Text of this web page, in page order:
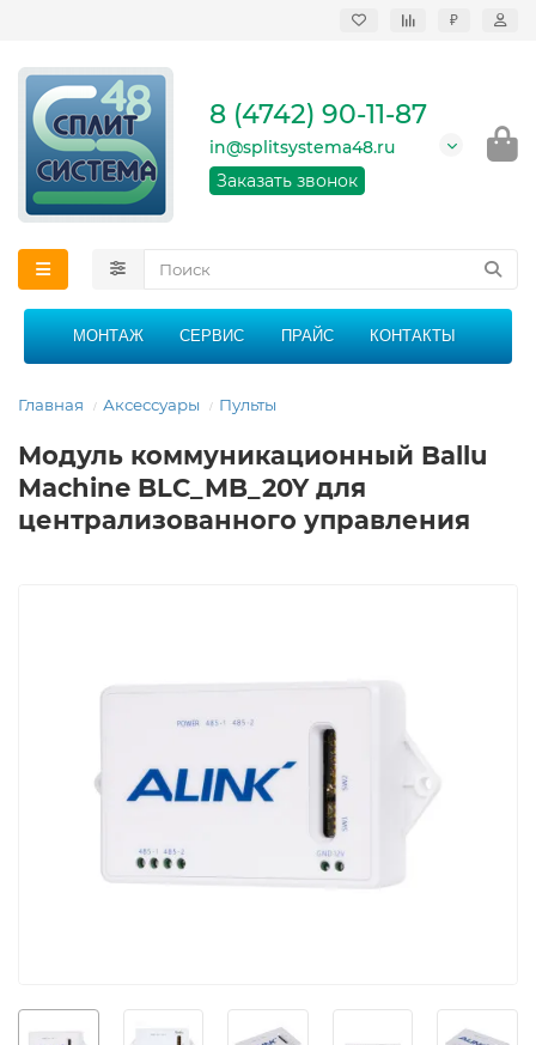
₽
кондиционеров в
области
График работы: 9:00 -
21:00 без перерыва и
8 (4742) 90-11-87
in@splitsystema48.ru
Заказать звонок
МОНТАЖ СЕРВИС ПРАЙС КОНТАКТЫ
Главная Аксессуары Пульты
Модуль коммуникационный Ballu
Machine BLC_MB_20Y для
централизованного управления